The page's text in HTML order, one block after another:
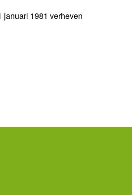
januari 1981 verheven